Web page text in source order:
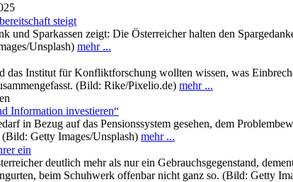
steigt
und Sparkassen zeigt: Die Österreicher halten den
Unsplash) mehr ...
das Institut für Konfliktforschung wollten wissen, was
(Bild: Rike/Pixelio.de) mehr ...
Information investieren“
in Bezug auf das Pensionssystem gesehen, dem
Getty Images/Unsplash) mehr ...
ein
deutlich mehr als nur ein Gebrauchsgegenstand,
beim Schuhwerk offenbar nicht ganz so. (Bild: Getty